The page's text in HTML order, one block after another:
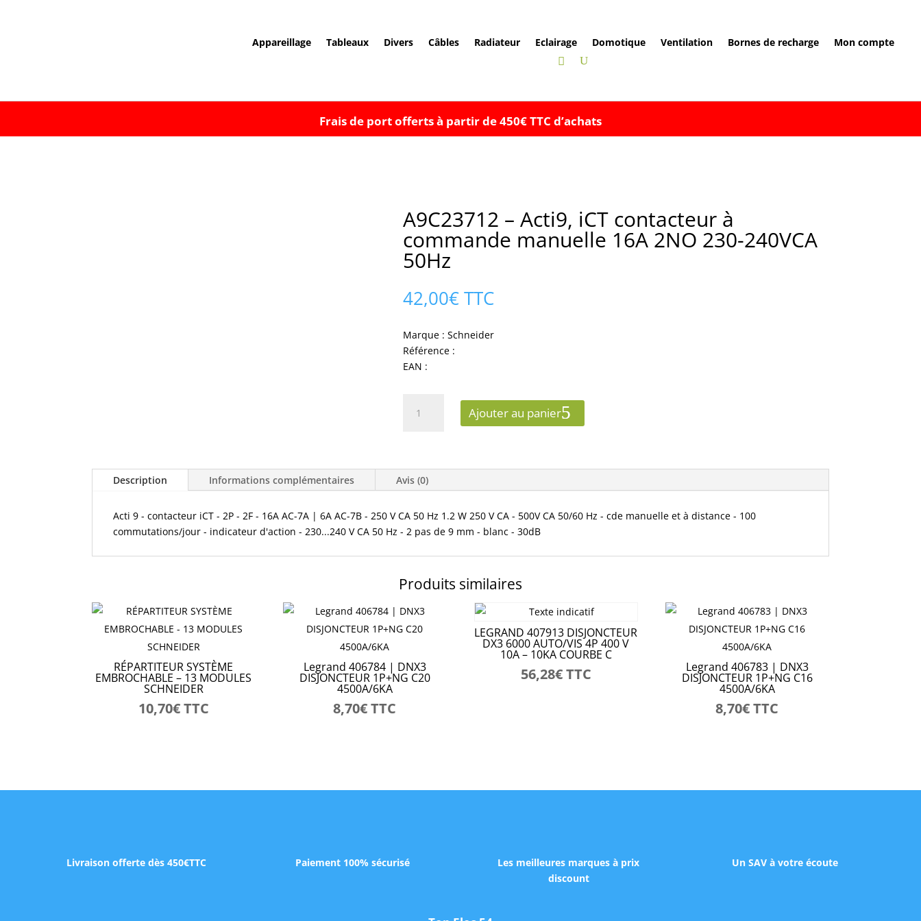
Appareillage Tableaux Divers Câbles Radiateur Eclairage Domotique Ventilation Bornes de recharge Mon compte
Frais de port offerts à partir de 450€ TTC d’achats
A9C23712 – Acti9, iCT contacteur à
commande manuelle 16A 2NO 230-240VCA
50Hz
42,00€TTC
Marque : Schneider
Référence :
EAN :
iCT
à
commande
16A
230-
240VCA
Ajouter au panier
Description Informations complémentaires Avis (0)
Acti 9 - contacteur iCT - 2P - 2F - 16A AC-7A | 6A AC-7B - 250 V CA 50 Hz 1.2 W 250 V CA - 500V CA 50/60 Hz - cde manuelle et à distance - 100
commutations/jour - indicateur d'action - 230...240 V CA 50 Hz - 2 pas de 9 mm - blanc - 30dB
Produits similaires
RÉPARTITEUR SYSTÈME
EMBROCHABLE – 13 MODULES
SCHNEIDER
10,70€TTC
Legrand 406784 | DNX3
DISJONCTEUR 1P+NG C20
4500A/6KA
8,70€ TTC
LEGRAND 407913 DISJONCTEUR
DX3 6000 AUTO/VIS 4P 400 V
10A – 10KA COURBE C
56,28€TTC Legrand 406783 | DNX3
DISJONCTEUR 1P+NG C16
4500A/6KA
8,70€ TTC
Livraison offerte dès 450€TTC Paiement 100% sécurisé
Les meilleures marques à prix
discount
Un SAV à votre écoute